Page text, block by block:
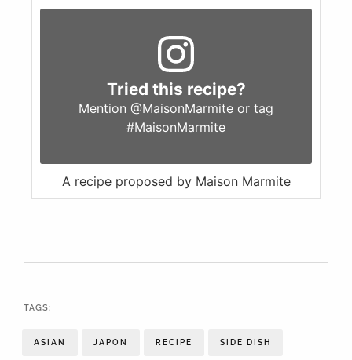
Tried this recipe?
Mention @MaisonMarmite or tag
#MaisonMarmite
A recipe proposed by Maison Marmite
TAGS:
ASIAN JAPON RECIPE SIDE DISH